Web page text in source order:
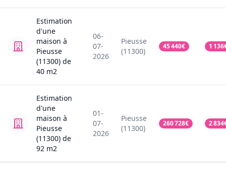
Estimation
d'une
maison à
Pieusse
(11300) de
40 m2
06-
07-
2026
Pieusse
(11300)
45 440€ 1 136
Estimation
d'une
maison à
Pieusse
(11300) de
92 m2
01-
07-
2026
Pieusse
(11300)
260 728€ 2 834